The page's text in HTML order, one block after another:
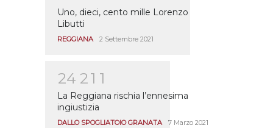
Uno, dieci, cento mille Lorenzo
Libutti
REGGIANA 2 Settembre 2021
24 21 1
La Reggiana rischia l’ennesima
ingiustizia
DALLO SPOGLIATOIO GRANATA 7 Marzo 2021